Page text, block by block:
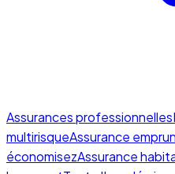
Assurances professionnelles
multirisqueAssurance
économisezAssurance